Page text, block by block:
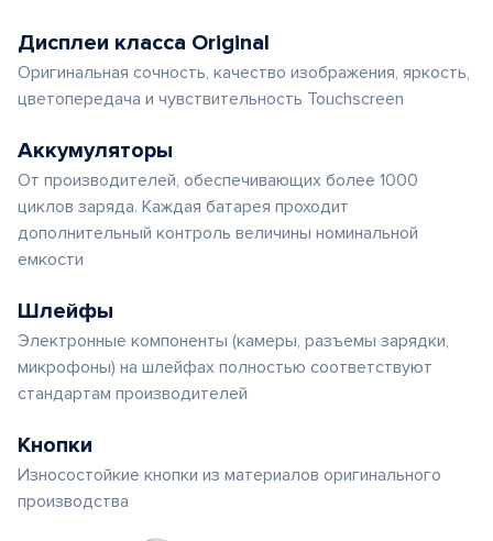
Дисплеи класса Original
Оригинальная сочность, качество изображения, яркость,
цветопередача и чувствительность Touchscreen
Аккумуляторы
От производителей, обеспечивающих более 1000
циклов заряда. Каждая батарея проходит
дополнительный контроль величины номинальной
емкости
Шлейфы
Электронные компоненты (камеры, разъемы зарядки,
микрофоны) на шлейфах полностью соответствуют
стандартам производителей
Кнопки
Износостойкие кнопки из материалов оригинального
производства